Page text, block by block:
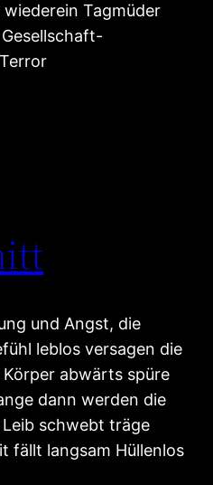
Tagmüder
und Angst, die
leblos versagen die
abwärts spüre
dann werden die
schwebt träge
fällt langsam Hüllenlos